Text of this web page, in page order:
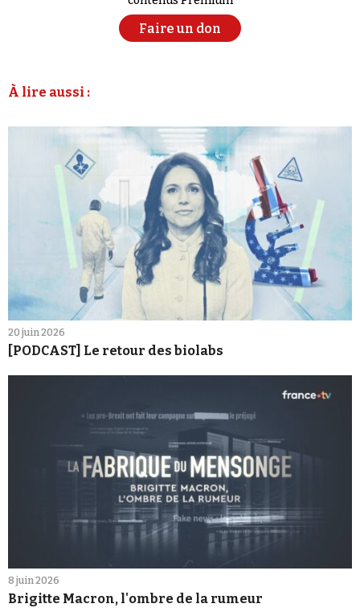
Faire un don
À lire aussi :
20 juin 2026
[PODCAST] Le retour des biolabs
8 juin 2026
Brigitte Macron, l'ombre de la rumeur